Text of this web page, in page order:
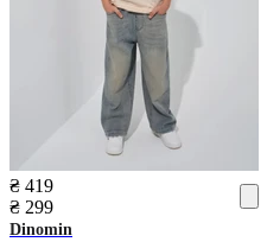
₴ 419
₴ 299
Dinomin